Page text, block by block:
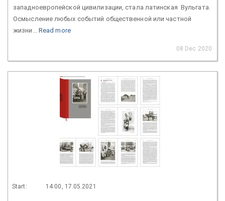
западноевропейской цивилизации, стала латинская Вульгата.
Осмысление любых событий общественной или частной
жизни... Read more
08 Dec 2020
Start: 14:00, 17.05.2021